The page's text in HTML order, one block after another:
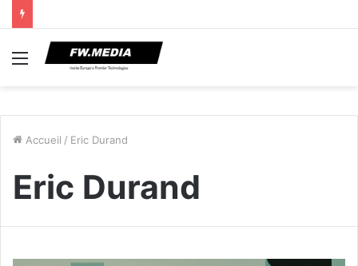
Menu
Accueil / Eric Durand
Eric Durand